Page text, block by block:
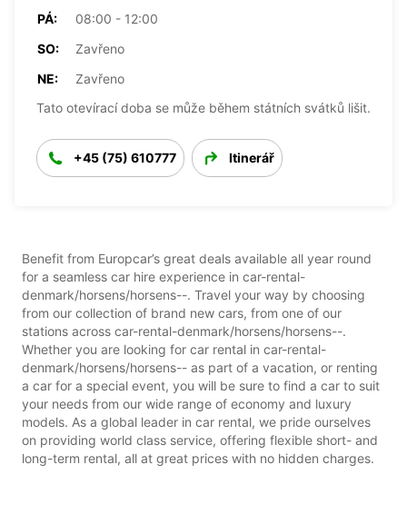
PÁ:
08:00 - 12:00
SO:
Zavřeno
NE:
Zavřeno
Tato otevírací doba se může během státních svátků lišit.
+45 (75) 610777 Itinerář
Benefit from Europcar’s great deals available all year round
for a seamless car hire experience in car-rental-
denmark/horsens/horsens--. Travel your way by choosing
from our collection of brand new cars, from one of our
stations across car-rental-denmark/horsens/horsens--.
Whether you are looking for car rental in car-rental-
denmark/horsens/horsens-- as part of a vacation, or renting
a car for a special event, you will be sure to find a car to suit
your needs from our wide range of economy and luxury
models. As a global leader in car rental, we pride ourselves
on providing world class service, offering flexible short- and
long-term rental, all at great prices with no hidden charges.